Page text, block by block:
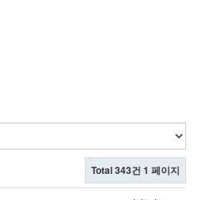
Total 343건 1 페이지